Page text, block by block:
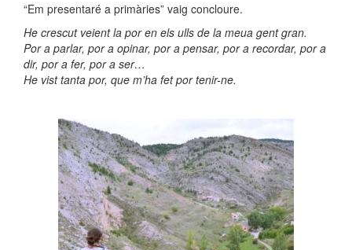
“Em presentaré a primàries” vaig concloure.
He crescut veient la por en els ulls de la meua gent gran.
Por a parlar, por a opinar, por a pensar, por a recordar, por a
dir, por a fer, por a ser…
He vist tanta por, que m’ha fet por tenir-ne.